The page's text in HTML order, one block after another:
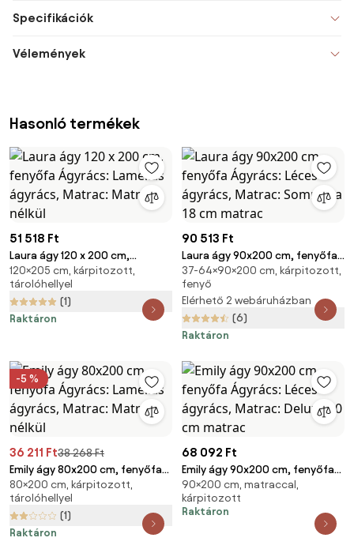
Specifikációk
Vélemények
Hasonló termékek
51 518 Ft
Laura ágy 120 x 200 cm,
fenyőfa Ágyrács: Lamellás
ágyrács, Matrac: Matrac nélkül
120×205 cm, kárpitozott,
tárolóhellyel
(1)
Raktáron
90 513 Ft
Laura ágy 90x200 cm, fenyőfa
Ágyrács: Léces ágyrács,
Matrac: Sommera 18 cm matrac
37-64×90×200 cm, kárpitozott,
fenyő
Elérhető 2 webáruházban
(6)
Raktáron
-5 %
36 211 Ft38 268 Ft
Emily ágy 80x200 cm, fenyőfa
Ágyrács: Lamellás ágyrács,
Matrac: Matrac nélkül
80×200 cm, kárpitozott,
tárolóhellyel
(1)
Raktáron
68 092 Ft
Emily ágy 90x200 cm, fenyőfa
Ágyrács: Léces ágyrács,
Matrac: Deluxe 10 cm matrac
90×200 cm, matraccal,
kárpitozott
Raktáron